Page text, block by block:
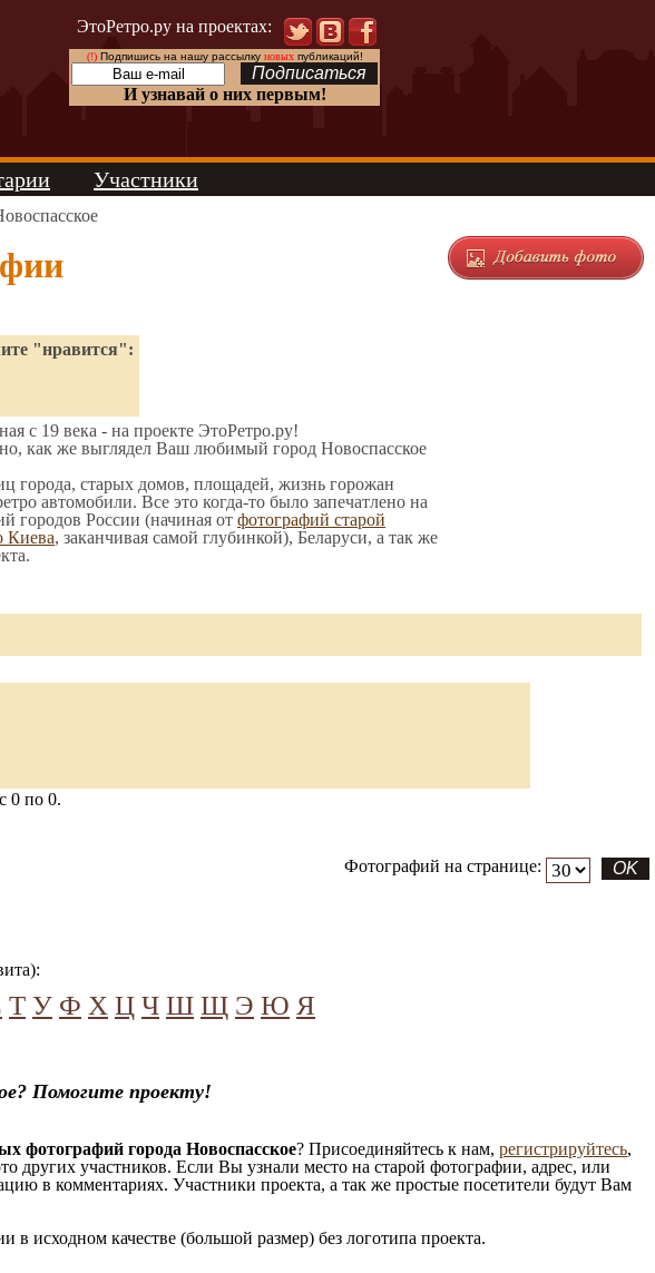
ЭтоРетро.ру на проектах:
(!)Подпишись на нашу рассылку новыхпубликаций!
И узнавай о них первым!
Участники
"нравится":
с 19 века - на проекте ЭтоРетро.ру!
как же выглядел Ваш любимый город Новоспасское
города, старых домов, площадей, жизнь горожан
автомобили. Все это когда-то было запечатлено на
городов России (начиная от фотографий старой
Киева, заканчивая самой глубинкой), Беларуси, а так же
0 по 0.
Фотографий на странице:
Т У Ф Х Ц Ч Ш Щ Э Ю Я
Помогите проекту!
фотографий города Новоспасское? Присоединяйтесь к нам, регистрируйтесь,
других участников. Если Вы узнали место на старой фотографии, адрес, или
в комментариях. Участники проекта, а так же простые посетители будут Вам
исходном качестве (большой размер) без логотипа проекта.